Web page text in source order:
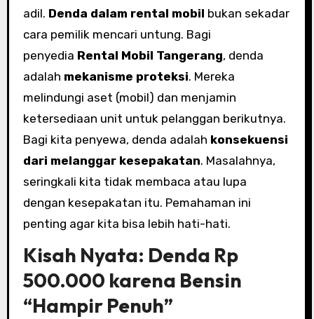
adil. Denda dalam rental mobil bukan sekadar
cara pemilik mencari untung. Bagi
penyedia Rental Mobil Tangerang, denda
adalah mekanisme proteksi. Mereka
melindungi aset (mobil) dan menjamin
ketersediaan unit untuk pelanggan berikutnya.
Bagi kita penyewa, denda adalah konsekuensi
dari melanggar kesepakatan. Masalahnya,
seringkali kita tidak membaca atau lupa
dengan kesepakatan itu. Pemahaman ini
penting agar kita bisa lebih hati-hati.
Kisah Nyata: Denda Rp
500.000 karena Bensin
“Hampir Penuh”